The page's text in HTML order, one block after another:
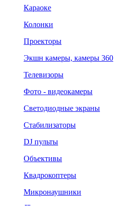
Караоке
Колонки
Проекторы
Экшн камеры, камеры 360
Телевизоры
Фото - видеокамеры
Светодиодные экраны
Стабилизаторы
DJ пульты
Объективы
Квадрокоптеры
Микронаушники